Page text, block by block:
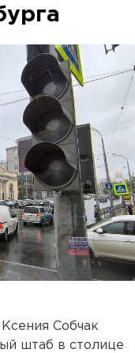
Собчак
штаб в столице